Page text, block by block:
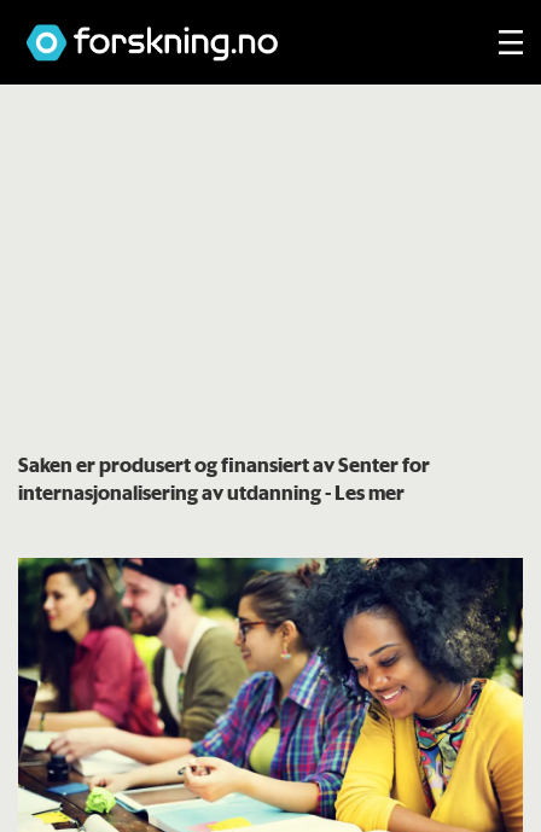
Saken er produsert og finansiert av Senter for
internasjonalisering av utdanning- Les mer